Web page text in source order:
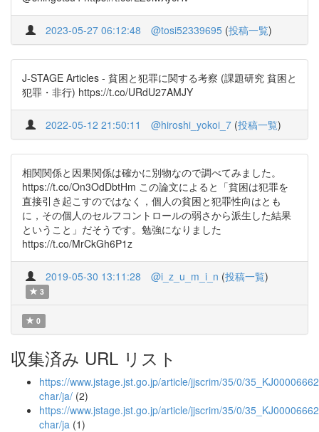
2023-05-27 06:12:48 @tosi52339695 (投稿一覧)
J-STAGE Articles - 貧困と犯罪に関する考察 (課題研究 貧困と
犯罪・非行) https://t.co/URdU27AMJY
2022-05-12 21:50:11 @hiroshi_yokoi_7 (投稿一覧)
相関関係と因果関係は確かに別物なので調べてみました。
https://t.co/On3OdDbtHm この論文によると「貧困は犯罪を
直接引き起こすのではなく，個人の貧困と犯罪性向はとも
に，その個人のセルフコントロールの弱さから派生した結果
ということ」だそうです。勉強になりました
https://t.co/MrCkGh6P1z
2019-05-30 13:11:28 @i_z_u_m_i_n (投稿一覧)
3
0
収集済み URL リスト
https://www.jstage.jst.go.jp/article/jjscrim/35/0/
char/ja/ (2)
https://www.jstage.jst.go.jp/article/jjscrim/35/0/
char/ja (1)